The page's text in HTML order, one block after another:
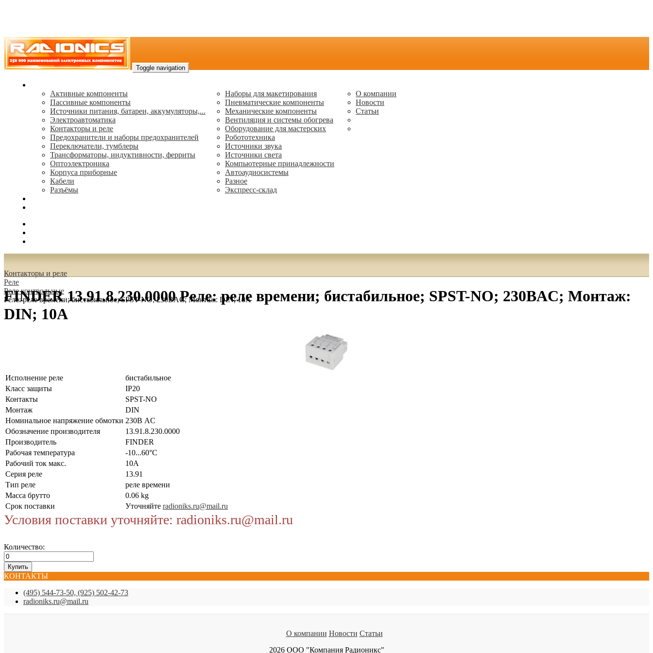
Toggle navigation
Активные компоненты
Пассивные компоненты
Источники питания, батареи, аккумуляторы,...
Электроавтоматика
Контакторы и реле
Предохранители и наборы предохранителей
Переключатели, тумблеры
Трансформаторы, индуктивности, ферриты
Oптоэлектроника
Корпуса приборные
Кабели
Разъёмы
Наборы для макетирования
Пневматические компоненты
Механические компоненты
Вентиляция и системы обогрева
Оборудование для мастерских
Робототехника
Источники звука
Источники света
Компьютерные принадлежности
Автоаудиосистемы
Разное
Экспресс-склад
О компании
Новости
Статьи
Контакторы и реле
Реле
Реле контрольные
Реле: реле времени; бистабильное; SPST-NO; 230ВAC; Монтаж: DIN; 10А
FINDER 13.91.8.230.0000 Реле: реле времени; бистабильное; SPST-NO; 230ВAC; Монтаж:
DIN; 10А
Исполнение реле
бистабильное
Класс защиты
IP20
Контакты
SPST-NO
Монтаж
DIN
Номинальное напряжение обмотки 230В AC
Обозначение производителя
13.91.8.230.0000
Производитель
FINDER
Рабочая температура
-10...60°C
Рабочий ток макс.
10А
Серия реле
13.91
Тип реле
реле времени
Масса брутто
0.06 kg
Срок поставки
Уточняйте radioniks.ru@mail.ru
Условия поставки уточняйте: radioniks.ru@mail.ru
Количество:
КОНТАКТЫ
(495) 544-73-50, (925) 502-42-73
radioniks.ru@mail.ru
О компании Новости Статьи
2026 ООО "Компания Радионикс"